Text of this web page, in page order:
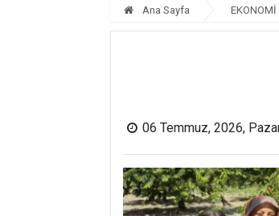
Ana Sayfa EKONOMİ
06 Temmuz, 2026,